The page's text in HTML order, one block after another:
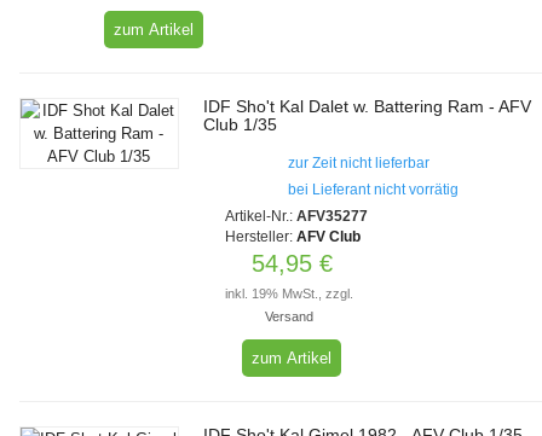
zum Artikel
IDF Sho't Kal Dalet w. Battering Ram - AFV
Club 1/35
zur Zeit nicht lieferbar
bei Lieferant nicht vorrätig
Artikel-Nr.: AFV35277
Hersteller: AFV Club
54,95 €
inkl. 19% MwSt., zzgl.
Versand
zum Artikel